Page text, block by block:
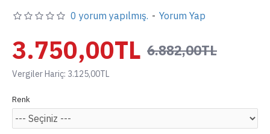
0 yorum yapılmış. - Yorum Yap
3.750,00TL 6.882,00TL
Vergiler Hariç: 3.125,00TL
Renk